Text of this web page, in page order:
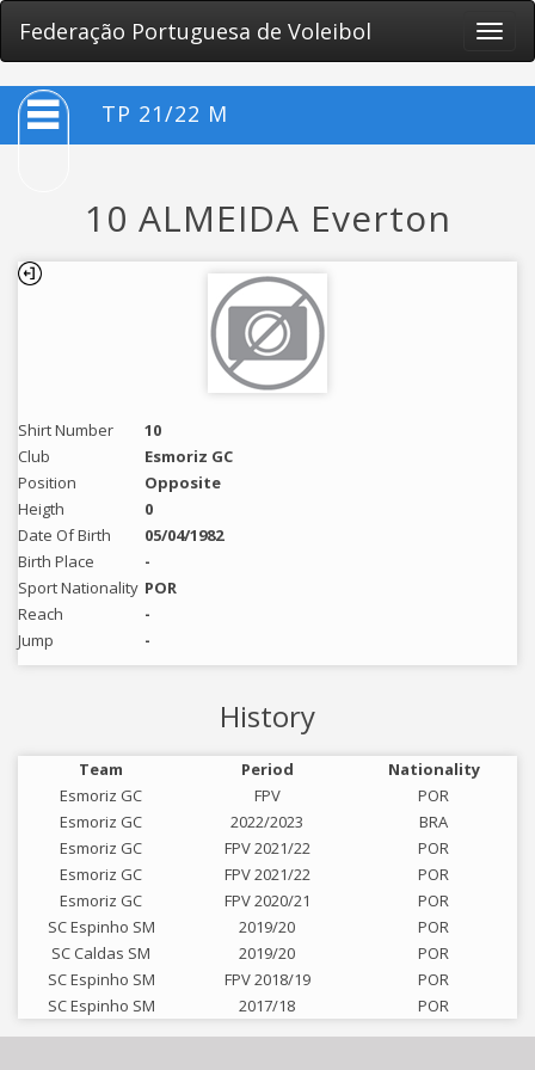
Federação Portuguesa de Voleibol
Toggle
TP 21/22 M
10 ALMEIDA Everton
Shirt Number
10
Club
Esmoriz GC
Position
Opposite
Heigth
0
Date Of Birth
05/04/1982
Birth Place
-
Sport Nationality POR
Reach
-
Jump
-
History
Team Period
Nationality
Esmoriz GC
FPV
POR
Esmoriz GC
2022/2023
BRA
Esmoriz GC
FPV 2021/22
POR
Esmoriz GC
FPV 2021/22
POR
Esmoriz GC
FPV 2020/21
POR
SC Espinho SM
2019/20
POR
SC Caldas SM
2019/20
POR
SC Espinho SM
FPV 2018/19
POR
SC Espinho SM
2017/18 POR